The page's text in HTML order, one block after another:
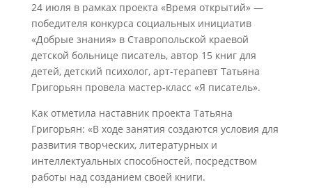
24 июля в рамках проекта «Время открытий» —
победителя конкурса социальных инициатив
«Добрые знания» в Ставропольской краевой
детской больнице писатель, автор 15 книг для
детей, детский психолог, арт-терапевт Татьяна
Григорьян провела мастер-класс «Я писатель».
Как отметила наставник проекта Татьяна
Григорьян: «В ходе занятия создаются условия для
развития творческих, литературных и
интеллектуальных способностей, посредством
работы над созданием своей книги.